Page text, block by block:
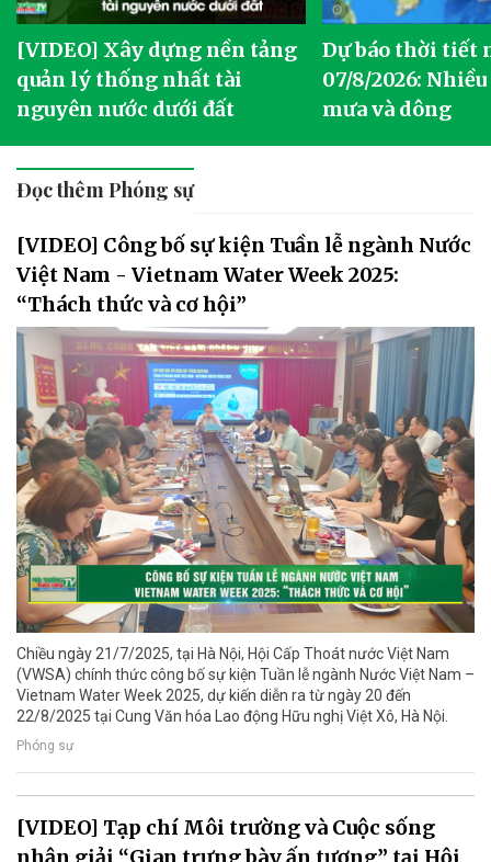
[VIDEO] Xây dựng nền tảng
quản lý thống nhất tài
nguyên nước dưới đất
Dự báo thời tiết
07/8/2026:
mưa và dông
Đọc thêm Phóng sự
[VIDEO] Công bố sự kiện Tuần lễ ngành Nước
Việt Nam - Vietnam Water Week 2025:
“Thách thức và cơ hội”
Chiều ngày 21/7/2025, tại Hà Nội, Hội Cấp Thoát nước Việt Nam
(VWSA) chính thức công bố sự kiện Tuần lễ ngành Nước Việt Nam –
Vietnam Water Week 2025, dự kiến diễn ra từ ngày 20 đến
22/8/2025 tại Cung Văn hóa Lao động Hữu nghị Việt Xô, Hà Nội.
Phóng sự
[VIDEO] Tạp chí Môi trường và Cuộc sống